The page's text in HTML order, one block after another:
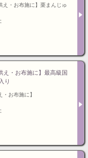
え・お布施に】栗まんじゅ
え・お布施に】最高級国
り
・お布施に】